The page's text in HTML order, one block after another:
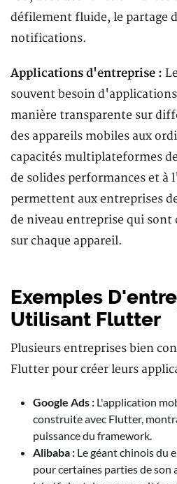
défilement fluide, le partage
notifications.
Applications d'entreprise :
souvent besoin
manière transparente sur
des appareils mobiles aux
capacités multiplateformes
de solides performances et à
permettent aux entreprises
de niveau entreprise qui sont
sur chaque appareil.
Exemples
Utilisant Flutter
Plusieurs entreprises bien
Flutter pour créer leurs
Google Ads : L'application
construite avec Flutter,
puissance du framework.
Alibaba : Le géant chinois du
pour certaines parties de son